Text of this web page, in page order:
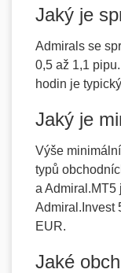
Jaký je
Admirals se
0,5 až 1,1
hodin je
Jaký je
Výše
typů
a Admiral.MT5
Admiral.Invest
EUR.
Jaké